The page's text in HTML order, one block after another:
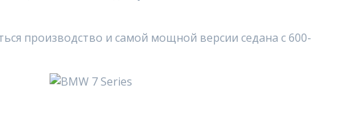
производство и самой мощной версии седана с 600-